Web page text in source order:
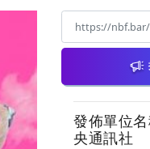
發佈單位
央通訊社